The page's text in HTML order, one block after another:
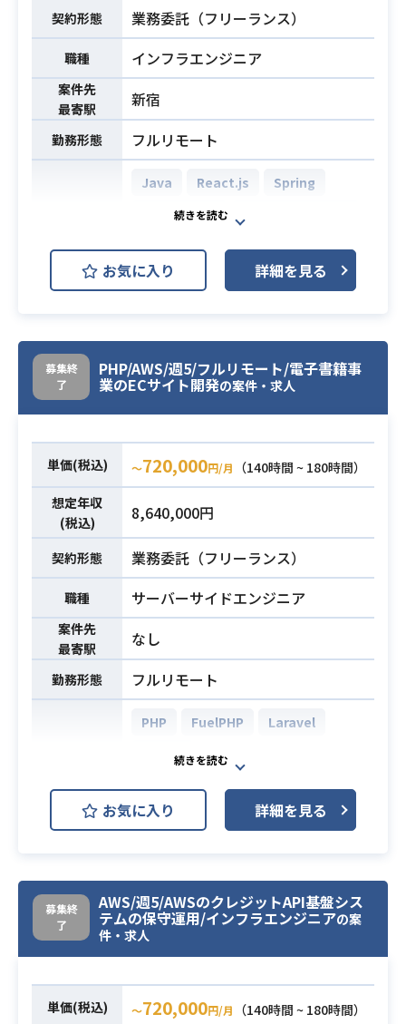
（直近だとセキュリティ対応方針の
見直し、不要オブジェクト削除など
の改善案件）
必須スキル
AWSを使ったシステム設計/構築/移
行等の経験
AWSに関する知識及び操作経験
・EC2/EFS/S3/RDS/SG/IAM/Cloud
Watch/SSM/CloudFormation/Code
・開発工程（方式設計～構築、テス
ト）の流れを理解している、実施で
きる
コミュニケーションスキル
・課題、検討事案等に関して関係者
とすり合わせし、解決への道筋を提
示できる
・関係各所（顧客、関連するシステ
ムのメンバ等）と
密に連携を行いながら行動できる
こと
・問題発生時には直ちにエスカレー
ションができること
・不明点、確認事項等が発生した場
合に、自ら確認する動きができるこ
と
作業実施にあたっての基礎的なスキ
ル
（SUM/VLOOKUP等の関数、
・ピボットテーブル等）ができるこ
・Teratermを使った操作ができるこ
と（サーバログイン及びコマンド実
できること（検索、置換等）
契約形態 業務委託（フリーランス）
職種 インフラエンジニア
案件先
最寄駅
新宿
勤務形態 フルリモート
開発環境
Java React.js
Spring
Spring Boot
AWS (Amazon Web Services)
Apache Tomcat
Windows
業務内容
る派遣スタッフの方がご利用するユ
を行なっていただきます。
2023年4月よりリニューアルに向けた
開発が始まっており、リリースは202
5年6月以降の予定です。
規模は1800人月程度を見込んでお
り、現在は業務要件の実装に向けた
準備をアーキテクトチームとして行
っています。
AWSでの開発経験やフロントエンド
開発のご経験ある方で、
アーキテクトと一緒に実装・UT、ガ
イド作成を中心に作業いただきま
がある方
・Reactでのユーザインタフェース開
ュメント作成の経験がある方
・Windows端末での開発経験がある
方
お気に入り 詳細を見る
募集終
了
PHP/AWS/週5/フルリモート/電子書籍事
業のECサイト開発の案件・求人
単価(税込) 〜720,000円/月
（140時間 ~ 180時間）
想定年収
(税込)
8,640,000円
契約形態 業務委託（フリーランス）
職種 サーバーサイドエンジニア
案件先
最寄駅
なし
勤務形態 フルリモート
開発環境
PHP FuelPHP
Laravel
MySQL
AWS (Amazon Web Services)
Linux
Apache Tomcat
開発メンバーとして電子書籍事業のE
Cサイトに携わっていただきます。
大きく分けて3つの業務がございま
す。
・新規機能の追加
・サービスの運用/保守
お気に入り 詳細を見る
募集終
了
AWS/週5/AWSのクレジットAPI基盤シス
テムの保守運用/インフラエンジニアの案
件・求人
単価(税込) 〜720,000円/月 （140時間 ~ 180時間）